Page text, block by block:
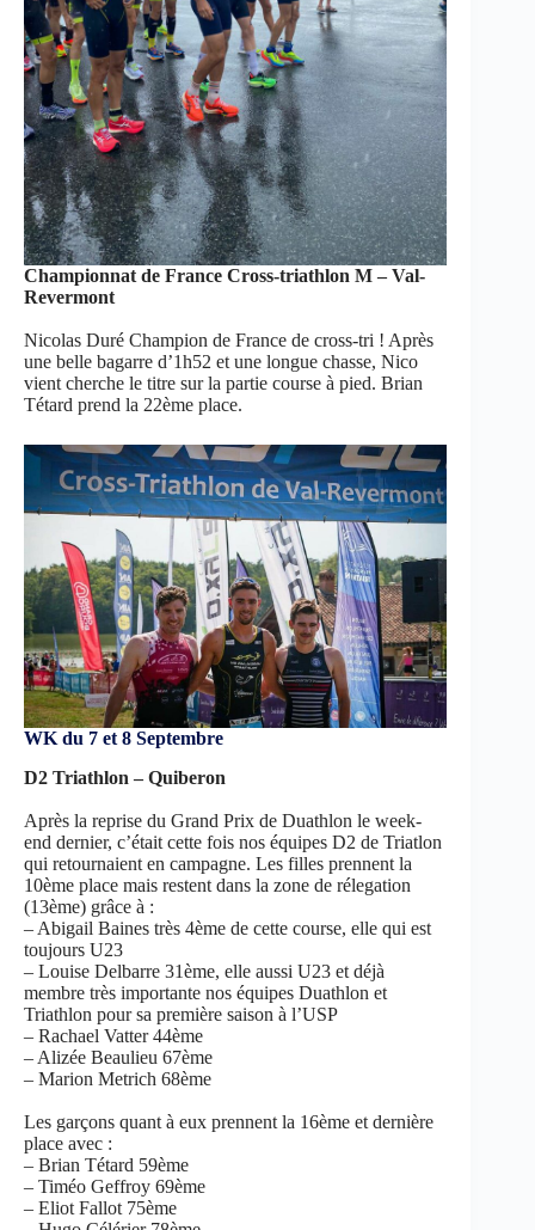
Championnat de France Cross-triathlon M – Val-
Revermont
Nicolas Duré Champion de France de cross-tri ! Après
une belle bagarre d’1h52 et une longue chasse, Nico
vient cherche le titre sur la partie course à pied. Brian
Tétard prend la 22ème place.
WK du 7 et 8 Septembre
D2 Triathlon – Quiberon
Après la reprise du Grand Prix de Duathlon le week-
end dernier, c’était cette fois nos équipes D2 de Triatlon
qui retournaient en campagne. Les filles prennent la
10ème place mais restent dans la zone de rélegation
(13ème) grâce à :
– Abigail Baines très 4ème de cette course, elle qui est
toujours U23
– Louise Delbarre 31ème, elle aussi U23 et déjà
membre très importante nos équipes Duathlon et
Triathlon pour sa première saison à l’USP
– Rachael Vatter 44ème
– Alizée Beaulieu 67ème
– Marion Metrich 68ème
Les garçons quant à eux prennent la 16ème et dernière
place avec :
– Brian Tétard 59ème
– Timéo Geffroy 69ème
– Eliot Fallot 75ème